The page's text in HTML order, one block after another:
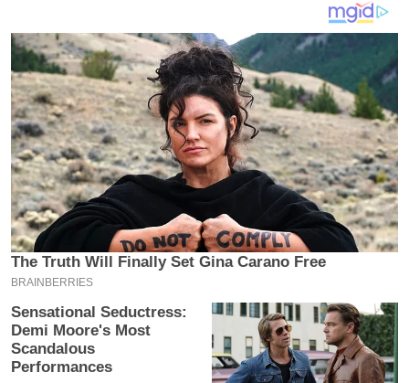
ज
ट
खे
ल
क्रि
के
ट
I
P
L
0
2
6